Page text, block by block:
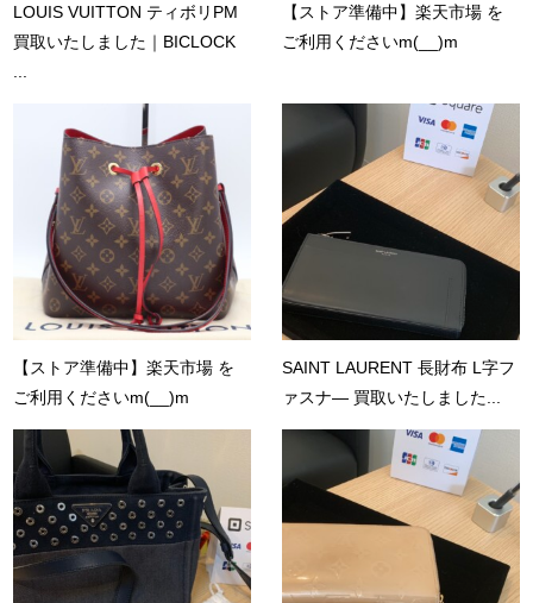
LOUIS VUITTON ティボリPM
買取いたしました｜BICLOCK
【ストア準備中】楽天市場 を
ご利用くださいm(__)m
【ストア準備中】楽天市場 を
ご利用くださいm(__)m
SAINT LAURENT 長財布 L字フ
ァスナ― 買取いたしました...